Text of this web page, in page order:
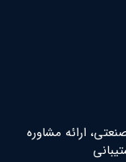
ارائه مشاوره